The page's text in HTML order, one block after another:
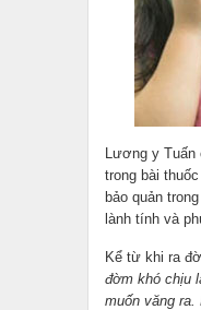
Lương y
trong bài
bảo quản
lành tính và
Kể từ khi ra
đờm khó chịu
muốn văng